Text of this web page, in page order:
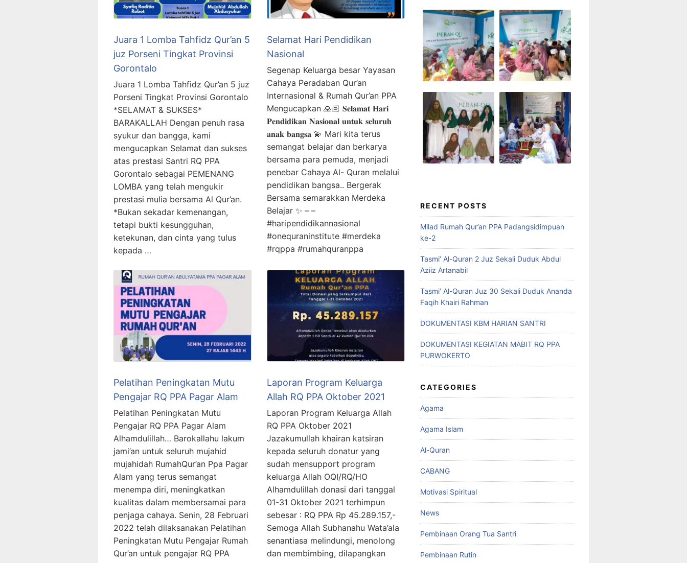
Juara 1 Lomba Tahfidz Qur’an 5
juz Porseni Tingkat Provinsi
Gorontalo
Juara 1 Lomba Tahfidz Qur’an 5 juz
Porseni Tingkat Provinsi Gorontalo
*SELAMAT & SUKSES*
BARAKALLAH Dengan penuh rasa
syukur dan bangga, kami
mengucapkan Selamat dan sukses
atas prestasi Santri RQ PPA
Gorontalo sebagai PEMENANG
LOMBA yang telah mengukir
prestasi mulia bersama Al Qur’an.
*Bukan sekadar kemenangan,
tetapi bukti kesungguhan,
ketekunan, dan cinta yang tulus
kepada …
Selamat Hari Pendidikan
Nasional
Segenap Keluarga besar Yayasan
Cahaya Peradaban Qur’an
Internasional & Rumah Qur’an PPA
Mengucapkan 🙏🏻 𝐒𝐞𝐥𝐚𝐦𝐚𝐭 𝐇𝐚𝐫𝐢
𝐏𝐞𝐧𝐝𝐢𝐝𝐢𝐤𝐚𝐧 𝐍𝐚𝐬𝐢𝐨𝐧𝐚𝐥 𝐮𝐧𝐭𝐮𝐤 𝐬𝐞𝐥𝐮𝐫𝐮𝐡
𝐚𝐧𝐚𝐤 𝐛𝐚𝐧𝐠𝐬𝐚 💫 Mari kita terus
semangat belajar dan berkarya
bersama para pemuda, menjadi
penebar Cahaya Al- Quran melalui
pendidikan bangsa.. Bergerak
Bersama semarakkan Merdeka
Belajar ✨ – –
#haripendidikannasional
#onequraninstitute #merdeka
#rqppa #rumahquranppa
Pelatihan Peningkatan Mutu
Pengajar RQ PPA Pagar Alam
Pelatihan Peningkatan Mutu
Pengajar RQ PPA Pagar Alam
Alhamdulillah… Barokallahu lakum
jami’an untuk seluruh mujahid
mujahidah RumahQur’an Ppa Pagar
Alam yang terus semangat
menempa diri, meningkatkan
kualitas dalam membersamai para
penjaga cahaya. Senin, 28 Februari
2022 telah dilaksanakan Pelatihan
Peningkatan Mutu Pengajar Rumah
Qur’an untuk pengajar RQ PPA
Laporan Program Keluarga
Allah RQ PPA Oktober 2021
Laporan Program Keluarga Allah
RQ PPA Oktober 2021
Jazakumullah khairan katsiran
kepada seluruh donatur yang
sudah mensupport program
keluarga Allah OQI/RQ/HO
Alhamdulillah donasi dari tanggal
01-31 Oktober 2021 terhimpun
sebesar : RQ PPA Rp 45.289.157,-
Semoga Allah Subhanahu Wata’ala
senantiasa melindungi, menolong
dan membimbing, dilapangkan
RECENT POSTS
Milad Rumah Qur’an PPA Padangsidimpuan
ke-2
Tasmi’ Al-Quran 2 Juz Sekali Duduk Abdul
Aziiz Artanabil
Tasmi’ Al-Quran Juz 30 Sekali Duduk Ananda
Faqih Khairi Rahman
DOKUMENTASI KBM HARIAN SANTRI
DOKUMENTASI KEGIATAN MABIT RQ PPA
PURWOKERTO
CATEGORIES
Agama
Agama Islam
Al-Quran
CABANG
Motivasi Spiritual
News
Pembinaan Orang Tua Santri
Pembinaan Rutin